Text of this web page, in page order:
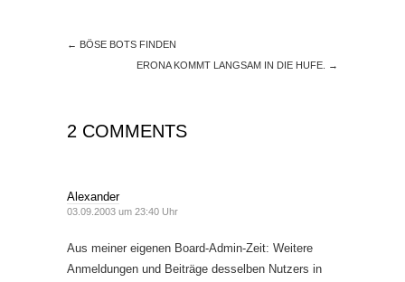
← BÖSE BOTS FINDEN
ERONA KOMMT LANGSAM IN DIE HUFE.
→
2 COMMENTS
Alexander
03.09.2003 um 23:40 Uhr
Aus meiner eigenen Board-Admin-Zeit: Weitere
Anmeldungen und Beiträge desselben Nutzers in